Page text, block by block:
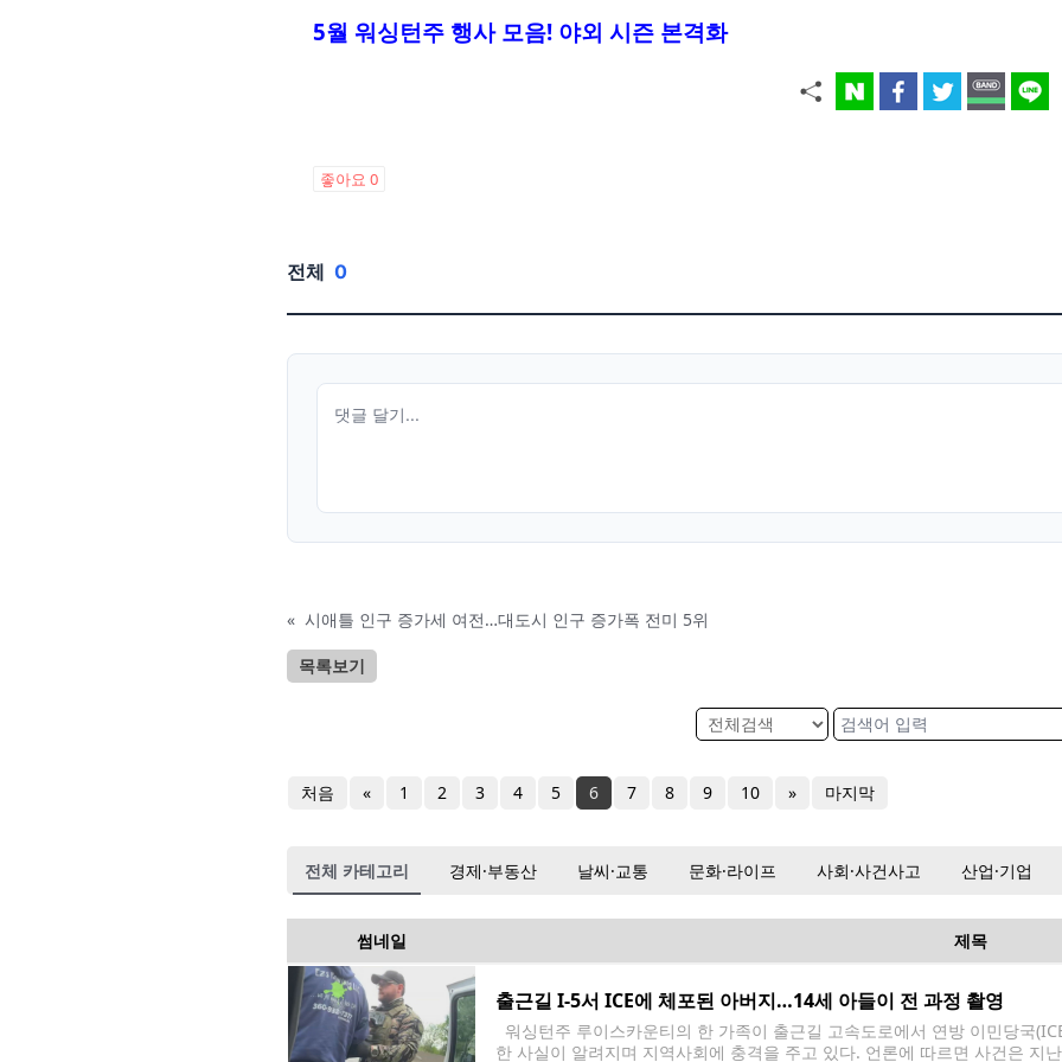
5월 워싱턴주 행사 모음! 야외 시즌 본격화
좋아요 0
전체 0
« 시애틀 인구 증가세 여전…대도시 인구 증가폭 전미 5위
목록보기
처음 « 1 2 3 4 5 6 7 8 9 10 » 마지막
전체 카테고리 경제·부동산 날씨·교통 문화·라이프 사회·사건사고 산업·기업
썸네일 제목
출근길 I-5서 ICE에 체포된 아버지…14세 아들이 전 과정 촬영
워싱턴주 루이스카운티의 한 가족이 출근길 고속도로에서 연방 이민당국
한 사실이 알려지며 지역사회에 충격을 주고 있다. 언론에 따르면 사건은 지